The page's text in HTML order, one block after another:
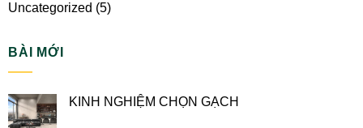
Uncategorized (5)
BÀI MỚI
KINH NGHIỆM CHỌN GẠCH